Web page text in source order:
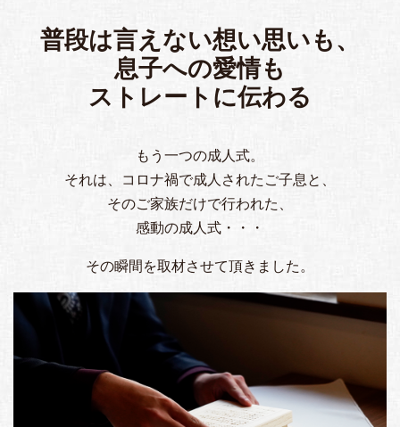
普段は言えない想い思いも、
息子への愛情も
ストレートに伝わる
もう一つの成人式。
それは、コロナ禍で成人されたご子息と、
そのご家族だけで行われた、
感動の成人式・・・
その瞬間を取材させて頂きました。